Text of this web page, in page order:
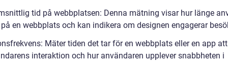
tid på webbplatsen: Denna mätning visar hur länge
en webbplats och kan indikera om designen engagerar
Mäter tiden det tar för en webbplats eller en app
interaktion och hur användaren upplever snabbheten i